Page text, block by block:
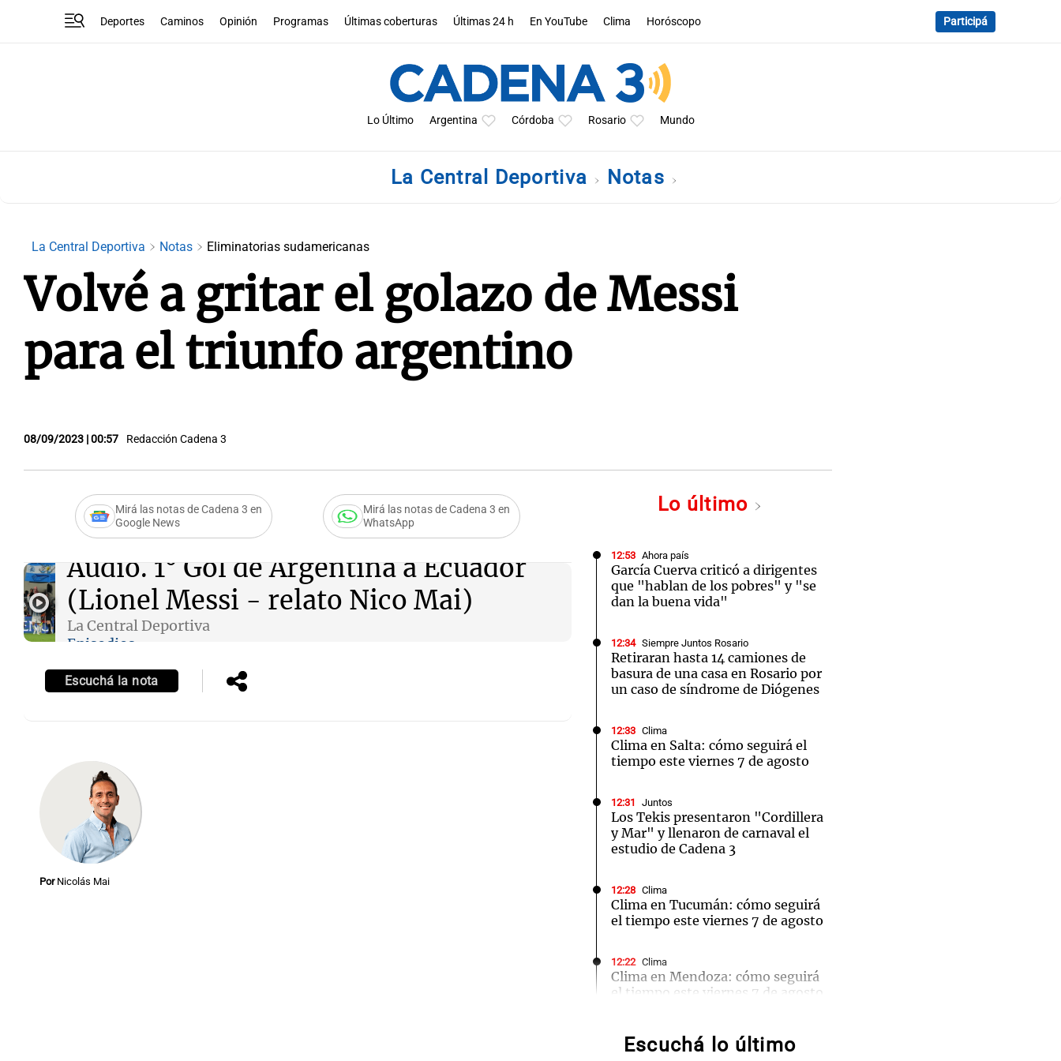
Deportes Caminos Opinión Programas Últimas coberturas Últimas 24 h En YouTube Clima Horóscopo Participá
Lo Último Argentina Córdoba Rosario Mundo
La Central Deportiva Notas
La Central Deportiva Notas Eliminatorias sudamericanas
Volvé a gritar el golazo de Messi
para el triunfo argentino
08/09/2023 | 00:57 Redacción Cadena 3
Mirá las notas de Cadena 3 en
Google News
Mirá las notas de Cadena 3 en
WhatsApp
Audio. 1° Gol de Argentina a Ecuador
(Lionel Messi - relato Nico Mai)
La Central Deportiva
Episodios
Escuchá la nota
Por Nicolás Mai
Lo último
12:53 Ahora país
García Cuerva criticó a dirigentes
que "hablan de los pobres" y "se
dan la buena vida"
12:34 Siempre Juntos Rosario
Retiraran hasta 14 camiones de
basura de una casa en Rosario por
un caso de síndrome de Diógenes
12:33 Clima
Clima en Salta: cómo seguirá el
tiempo este viernes 7 de agosto
12:31 Juntos
Los Tekis presentaron "Cordillera
y Mar" y llenaron de carnaval el
estudio de Cadena 3
12:28 Clima
Clima en Tucumán: cómo seguirá
el tiempo este viernes 7 de agosto
12:22 Clima
Clima en Mendoza: cómo seguirá
el tiempo este viernes 7 de agosto
12:17
Clima en Santa Fe: cómo seguirá
Escuchá lo último
Audio.Se
intendenta
Notas
Cadena 3 en Groenlandia